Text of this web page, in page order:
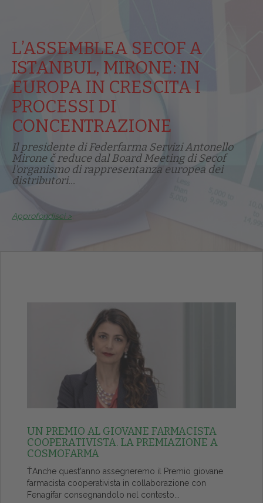
L’ASSEMBLEA SECOF A
ISTANBUL, MIRONE: IN
EUROPA IN CRESCITA I
PROCESSI DI
CONCENTRAZIONE
Il presidente di Federfarma Servizi Antonello
Mirone č reduce dal Board Meeting di Secof
l'organismo di rappresentanza europea dei
distributori...
Approfondisci >
UN PREMIO AL GIOVANE FARMACISTA
COOPERATIVISTA. LA PREMIAZIONE A
COSMOFARMA
ŤAnche quest'anno assegneremo il Premio giovane
farmacista cooperativista in collaborazione con
Fenagifar consegnandolo nel contesto...